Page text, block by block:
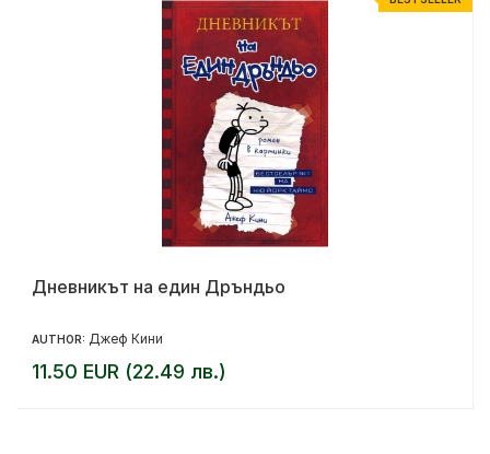
Дневникът на един Дръндьо
AUTHOR: Джеф Кини
11.50 EUR (22.49 лв.)